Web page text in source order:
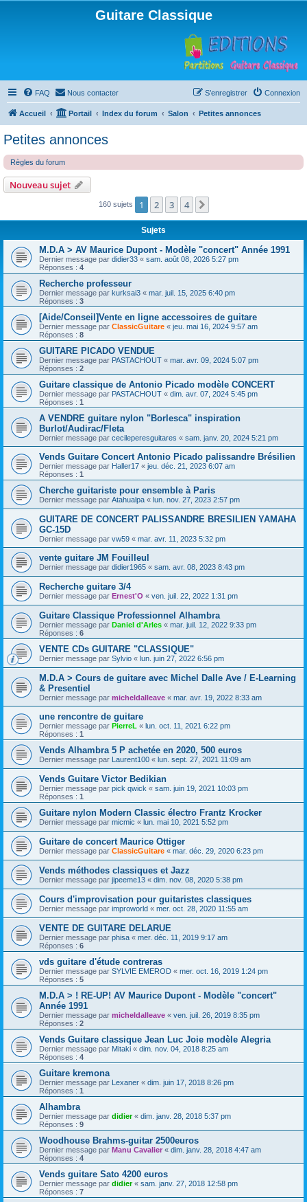
Guitare Classique
FAQ Nous contacter Connexion
S’enregistrer
Accueil Portail Index du forum Salon Petites annonces
Petites annonces
Règles du forum
Nouveau sujet
160 sujets 1 2 3 4
Sujets
M.D.A > AV Maurice Dupont - Modèle "concert" Année 1991
Dernier message par didier33 « sam. août 08, 2026 5:27 pm
Réponses : 4
Recherche professeur
Dernier message par kurksai3 « mar. juil. 15, 2025 6:40 pm
Réponses : 3
[Aide/Conseil]Vente en ligne accessoires de guitare
Dernier message par ClassicGuitare « jeu. mai 16, 2024 9:57 am
Réponses : 8
GUITARE PICADO VENDUE
Dernier message par PASTACHOUT « mar. avr. 09, 2024 5:07 pm
Réponses : 2
Guitare classique de Antonio Picado modèle CONCERT
Dernier message par PASTACHOUT « dim. avr. 07, 2024 5:45 pm
Réponses : 1
A VENDRE guitare nylon "Borlesca" inspiration
Burlot/Audirac/Fleta
Dernier message par cecileperesguitares « sam. janv. 20, 2024 5:21 pm
Vends Guitare Concert Antonio Picado palissandre Brésilien
Dernier message par Haller17 « jeu. déc. 21, 2023 6:07 am
Réponses : 1
Cherche guitariste pour ensemble à Paris
Dernier message par Atahualpa « lun. nov. 27, 2023 2:57 pm
GUITARE DE CONCERT PALISSANDRE BRESILIEN YAMAHA
GC-15D
Dernier message par vw59 « mar. avr. 11, 2023 5:32 pm
vente guitare JM Fouilleul
Dernier message par didier1965 « sam. avr. 08, 2023 8:43 pm
Recherche guitare 3/4
Dernier message par Ernest'O « ven. juil. 22, 2022 1:31 pm
Guitare Classique Professionnel Alhambra
Dernier message par Daniel d'Arles « mar. juil. 12, 2022 9:33 pm
Réponses : 6
VENTE CDs GUITARE "CLASSIQUE"
Dernier message par Sylvio « lun. juin 27, 2022 6:56 pm
M.D.A > Cours de guitare avec Michel Dalle Ave / E-Learning
& Presentiel
Dernier message par micheldalleave « mar. avr. 19, 2022 8:33 am
une rencontre de guitare
Dernier message par PierreL « lun. oct. 11, 2021 6:22 pm
Réponses : 1
Vends Alhambra 5 P achetée en 2020, 500 euros
Dernier message par Laurent100 « lun. sept. 27, 2021 11:09 am
Vends Guitare Victor Bedikian
Dernier message par pick qwick « sam. juin 19, 2021 10:03 pm
Réponses : 1
Guitare nylon Modern Classic électro Frantz Krocker
Dernier message par micmic « lun. mai 10, 2021 5:52 pm
Guitare de concert Maurice Ottiger
Dernier message par ClassicGuitare « mar. déc. 29, 2020 6:23 pm
Vends méthodes classiques et Jazz
Dernier message par jipeeme13 « dim. nov. 08, 2020 5:38 pm
Cours d'improvisation pour guitaristes classiques
Dernier message par improworld « mer. oct. 28, 2020 11:55 am
VENTE DE GUITARE DELARUE
Dernier message par phisa « mer. déc. 11, 2019 9:17 am
Réponses : 6
vds guitare d'étude contreras
Dernier message par SYLVIE EMEROD « mer. oct. 16, 2019 1:24 pm
Réponses : 5
M.D.A > ! RE-UP! AV Maurice Dupont - Modèle "concert"
Année 1991
Dernier message par micheldalleave « ven. juil. 26, 2019 8:35 pm
Réponses : 2
Vends Guitare classique Jean Luc Joie modèle Alegria
Dernier message par Mitaki « dim. nov. 04, 2018 8:25 am
Réponses : 4
Guitare kremona
Dernier message par Lexaner « dim. juin 17, 2018 8:26 pm
Réponses : 1
Alhambra
Dernier message par didier« dim. janv. 28, 2018 5:37 pm
Réponses : 9
Woodhouse Brahms-guitar 2500euros
Dernier message par Manu Cavalier « dim. janv. 28, 2018 4:47 am
Réponses : 4
Vends guitare Sato 4200 euros
Dernier message par didier« sam. janv. 27, 2018 12:58 pm
Réponses : 7